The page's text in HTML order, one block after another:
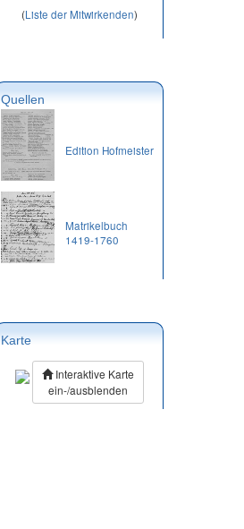
(Liste der Mitwirkenden)
Quellen
Edition Hofmeister
Matrikelbuch
1419-1760
Karte
Interaktive Karte
ein-/ausblenden